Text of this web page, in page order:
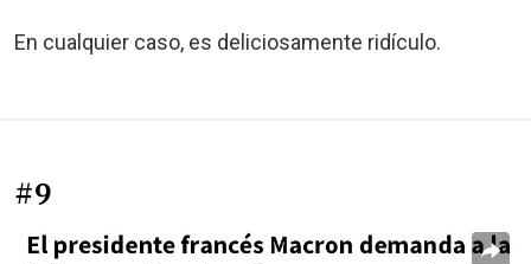
En cualquier caso, es deliciosamente ridículo.
#9